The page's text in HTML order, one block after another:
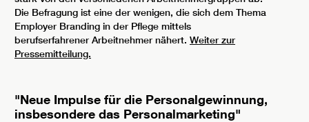
Die Befragung ist eine der wenigen, die sich dem Thema
Employer Branding in der Pflege mittels
berufserfahrener Arbeitnehmer nähert. Weiter zur
Pressemitteilung.
"Neue Impulse für die Personalgewinnung,
insbesondere das Personalmarketing"